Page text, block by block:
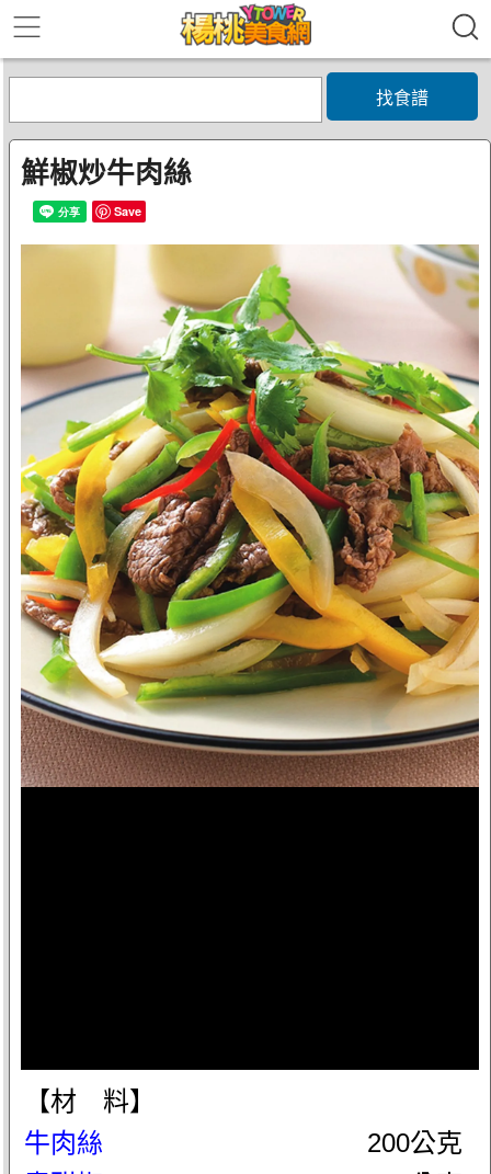
找食譜
鮮椒炒牛肉絲
Save
【材 料】
牛肉絲
200公克